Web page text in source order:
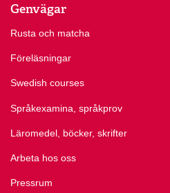
Genvägar
Rusta och matcha
Föreläsningar
Swedish courses
Språkexamina, språkprov
Läromedel, böcker, skrifter
Arbeta hos oss
Pressrum